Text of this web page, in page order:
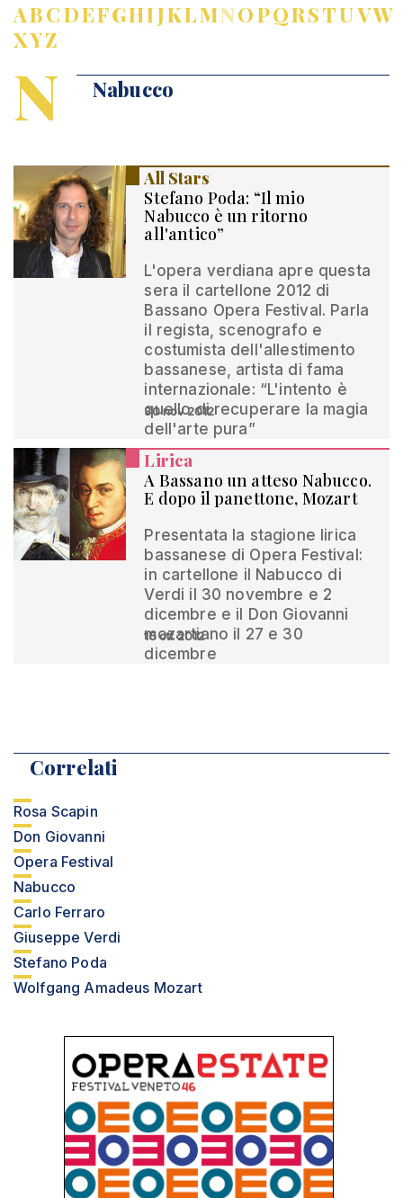
ABCDEFGHIJKLMNOPQRSTUVW
XYZ
N Nabucco
All Stars
Stefano Poda: “Il mio
Nabucco è un ritorno
all'antico”
L'opera verdiana apre questa
sera il cartellone 2012 di
Bassano Opera Festival. Parla
il regista, scenografo e
costumista dell'allestimento
bassanese, artista di fama
internazionale: “L'intento è
quello di recuperare la magia
dell'arte pura”
30 nov 2012
Lirica
A Bassano un atteso Nabucco.
E dopo il panettone, Mozart
Presentata la stagione lirica
bassanese di Opera Festival:
in cartellone il Nabucco di
Verdi il 30 novembre e 2
dicembre e il Don Giovanni
mozartiano il 27 e 30
dicembre
15 ott 2012
Correlati
Rosa Scapin
Don Giovanni
Opera Festival
Nabucco
Carlo Ferraro
Giuseppe Verdi
Stefano Poda
Wolfgang Amadeus Mozart